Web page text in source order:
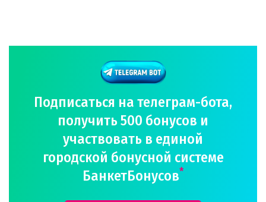
Подписаться на телеграм-бота,
получить 500 бонусов и
участвовать в единой
городской бонусной системе
БанкетБонусов*